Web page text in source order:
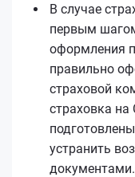
В случае
первым
оформления
правильно
страховой
страховка
устранить
документами.